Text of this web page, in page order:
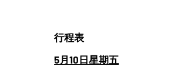
行程表
5月10日星期五